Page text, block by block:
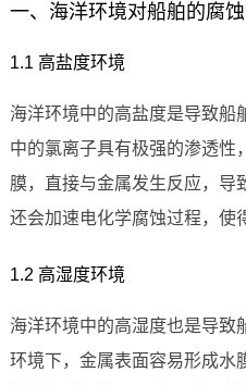
一、海洋环境对船舶的腐
1.1 高盐度环境
海洋环境中的高盐度是导致船
中的氯离子具有极强的渗透性
膜，直接与金属发生反应，导
还会加速电化学腐蚀过程，使
1.2 高湿度环境
海洋环境中的高湿度也是导致
环境下，金属表面容易形成水